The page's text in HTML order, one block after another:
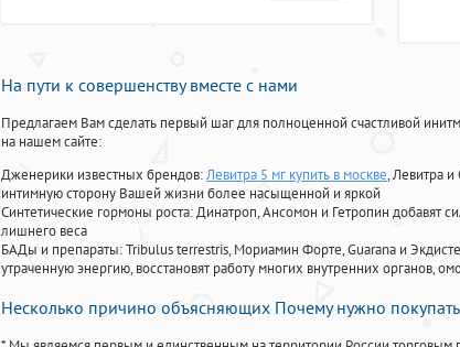
На пути к совершенству вместе с нами
Предлагаем Вам сделать первый шаг для полноценной счастливой
на нашем сайте:
Дженерики известных брендов:Левитра 5 мг купить в москве, Левитра
интимную сторону Вашей жизни более насыщенной и яркой
Синтетические гормоны роста: Динатроп, Ансомон и Гетропин добавят
лишнего веса
БАДы и препараты:Tribulus terrestris, Мориамин Форте, Guarana и
утраченную энергию, восстановят работу многих внутренних органов,
Несколько причино объясняющих Почему нужно